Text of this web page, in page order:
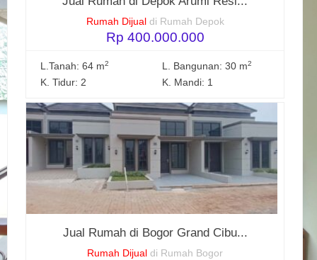
Rumah Dijual di Rumah Depok
Rp 400.000.000
L.Tanah: 64 m2 L. Bangunan: 30 m2
K. Tidur: 2 K. Mandi: 1
Jual Rumah di Bogor Grand Cibu...
Rumah Dijual di Rumah Bogor